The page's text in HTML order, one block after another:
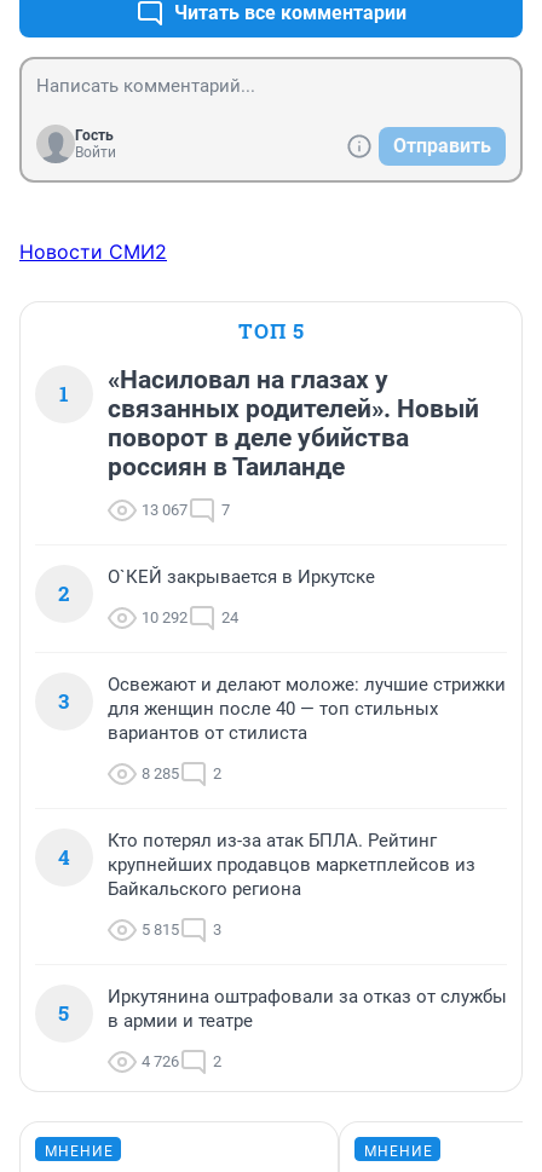
Читать все комментарии
Гость
Войти
Отправить
Новости СМИ2
ТОП 5
1
«Насиловал на глазах у
связанных родителей». Новый
поворот в деле убийства
россиян в Таиланде
13 067 7
2
О`КЕЙ закрывается в Иркутске
10 292 24
3
Освежают и делают моложе: лучшие стрижки
для женщин после 40 — топ стильных
вариантов от стилиста
8 285 2
4
Кто потерял из-за атак БПЛА. Рейтинг
крупнейших продавцов маркетплейсов из
Байкальского региона
5 815 3
5
Иркутянина оштрафовали за отказ от службы
в армии и театре
4 726 2
МНЕНИЕ МНЕНИЕ